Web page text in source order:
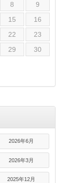
8
9
15
16
22
23
29
30
2026年6月
2026年3月
2025年12月